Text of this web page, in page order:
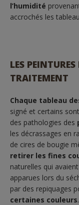
l’humidité
accrochés les
LES
TRAITEMENT
Chaque tableau
signé et certains
des pathologies des
les décrassages en
de cires de bougie
retirer les fines
naturelles qui
apparues lors du
par des repiquages
certaines couleurs